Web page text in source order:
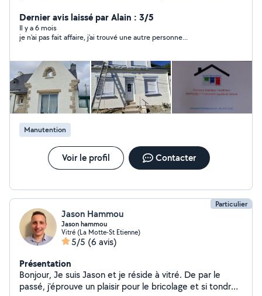
façade et toiture - Enduit / Taloche Le devis est gratuit
et les conseils couleurs sont offerts. Je suis disponible
24h/24, n'hésitez pas à me contacter."
Dernier avis laissé par Alain : 3/5
Il y a 6 mois
je n'ai pas fait affaire, j'ai trouvé une autre personne...
Manutention
Voir le profil Contacter
Particulier
Jason Hammou
Jason hammou
Vitré (La Motte-St Etienne)
5/5 (6 avis)
Présentation
Bonjour, Je suis Jason et je réside à vitré. De par le
passé, j'éprouve un plaisir pour le bricolage et si tondre